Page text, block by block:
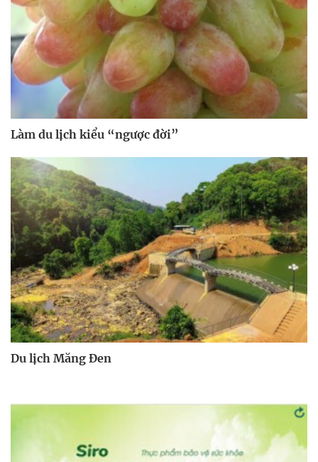
Làm du lịch kiểu “ngược đời”
Du lịch Măng Đen